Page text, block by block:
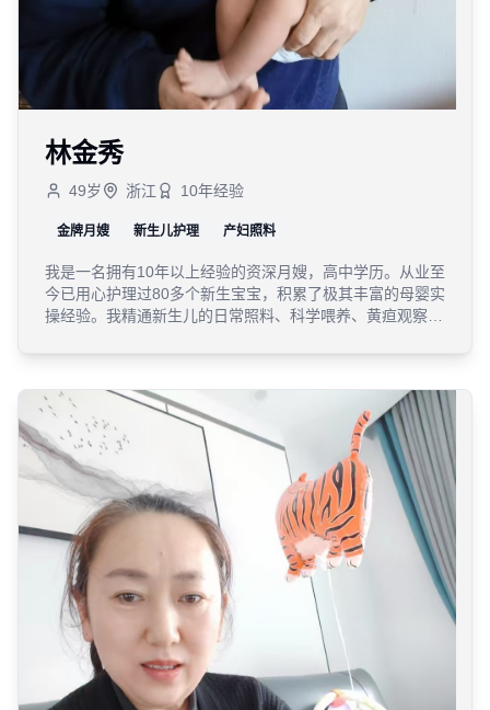
林金秀
49岁 浙江 10年经验
金牌月嫂 新生儿护理 产妇照料
我是一名拥有10年以上经验的资深月嫂，高中学历。从业至
今已用心护理过80多个新生宝宝，积累了极其丰富的母婴实
操经验。我精通新生儿的日常照料、科学喂养、黄疸观察与